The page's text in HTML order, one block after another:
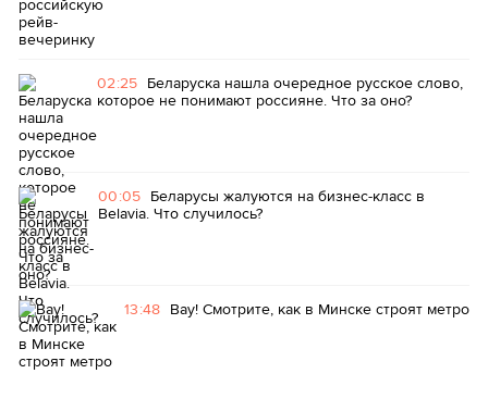
02:25 Беларуска нашла очередное русское слово,
которое не понимают россияне. Что за оно?
00:05 Беларусы жалуются на бизнес-класс в
Belavia. Что случилось?
13:48 Вау! Смотрите, как в Минске строят метро